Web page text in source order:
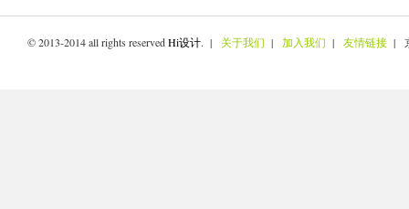
© 2013-2014 all rights reservedHi设计. | 关于我们 | 加入我们 | 友情链接 |